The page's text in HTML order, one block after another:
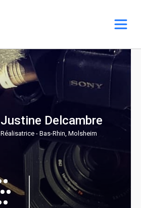
Justine Delcambre
Réalisatrice - Bas-Rhin, Molsheim